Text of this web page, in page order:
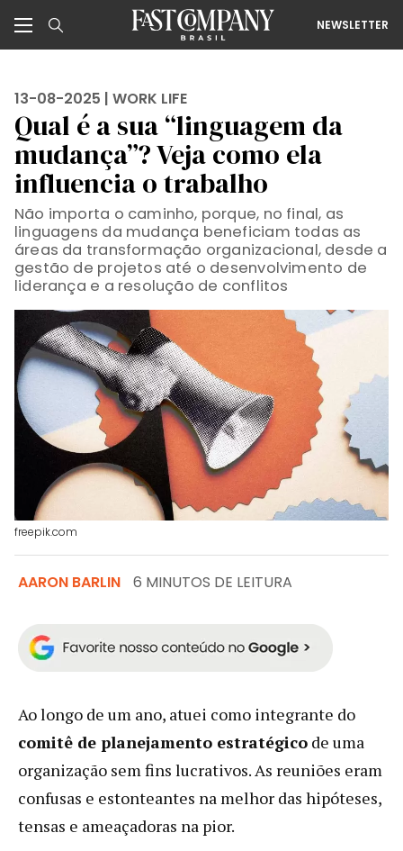
NEWSLETTER
13-08-2025 | WORK LIFE
Qual é a sua “linguagem da
mudança”? Veja como ela
influencia o trabalho
Não importa o caminho, porque, no final, as
linguagens da mudança beneficiam todas as
áreas da transformação organizacional, desde a
gestão de projetos até o desenvolvimento de
liderança e a resolução de conflitos
freepik.com
AARON BARLIN 6 MINUTOS DE LEITURA
Ao longo de um ano, atuei como integrante do
comitê de planejamento estratégico de uma
organização sem fins lucrativos. As reuniões eram
confusas e estonteantes na melhor das hipóteses,
tensas e ameaçadoras na pior.